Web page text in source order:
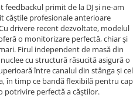
feedbackul primit de la DJ și ne-am
căștile profesionale anterioare
drivere recent dezvoltate, modelul
o monitorizare perfectă, chiar și
Firul independent de masă din
cu structură răsucită asigură o
între canalul din stânga și cel
în timp ce bandă flexibilă pentru cap
potrivire perfectă a căștilor.